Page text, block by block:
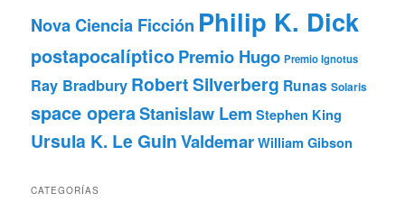
Nova Ciencia Ficción Philip K. Dick
postapocalípticoPremio Hugo Premio Ignotus
Ray Bradbury Robert Silverberg Runas Solaris
space operaStanislaw Lem Stephen King
Ursula K. Le GuinValdemarWilliam Gibson
CATEGORÍAS